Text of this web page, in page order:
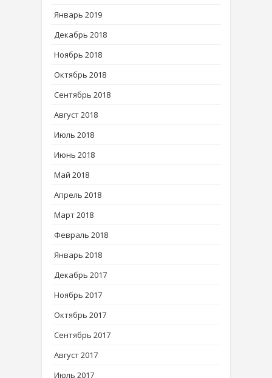
Январь 2019
Декабрь 2018
Ноябрь 2018
Октябрь 2018
Сентябрь 2018
Август 2018
Июль 2018
Июнь 2018
Май 2018
Апрель 2018
Март 2018
Февраль 2018
Январь 2018
Декабрь 2017
Ноябрь 2017
Октябрь 2017
Сентябрь 2017
Август 2017
Июль 2017